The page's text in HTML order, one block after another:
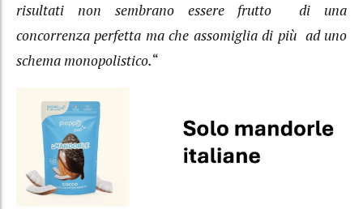
risultati non sembrano essere frutto di una
concorrenza perfetta ma che assomiglia di più ad uno
schema monopolistico.“